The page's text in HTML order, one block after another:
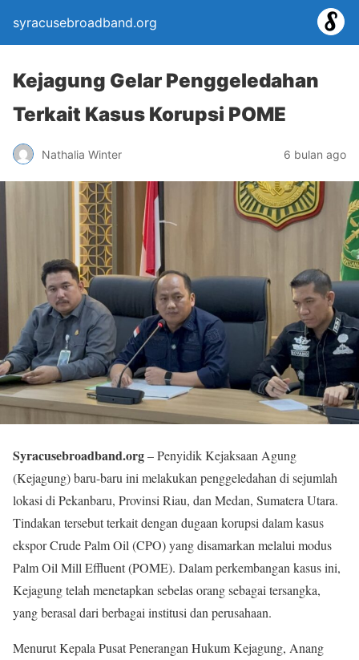
syracusebroadband.org
Kejagung Gelar Penggeledahan
Terkait Kasus Korupsi POME
Nathalia Winter 6 bulan ago
Syracusebroadband.org– Penyidik Kejaksaan Agung
(Kejagung) baru-baru ini melakukan penggeledahan di sejumlah
lokasi di Pekanbaru, Provinsi Riau, dan Medan, Sumatera Utara.
Tindakan tersebut terkait dengan dugaan korupsi dalam kasus
ekspor Crude Palm Oil (CPO) yang disamarkan melalui modus
Palm Oil Mill Effluent (POME). Dalam perkembangan kasus ini,
Kejagung telah menetapkan sebelas orang sebagai tersangka,
yang berasal dari berbagai institusi dan perusahaan.
Menurut Kepala Pusat Penerangan Hukum Kejagung, Anang